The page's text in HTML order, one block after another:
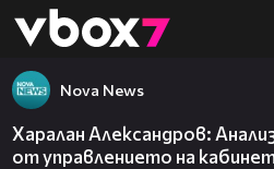
👾
Nova News
Харалан Александров:
от управлението на